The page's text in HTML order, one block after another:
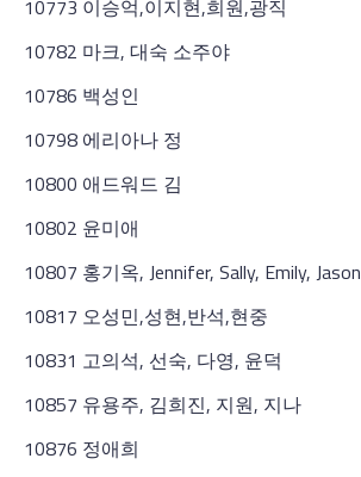
10773 이승억,이지현,희원,광직
10782 마크, 대숙 소주야
10786 백성인
10798 에리아나 정
10800 애드워드 김
10802 윤미애
10807 홍기옥, Jennifer, Sally, Emily, Jason
10817 오성민,성현,반석,현중
10831 고의석, 선숙, 다영, 윤덕
10857 유용주, 김희진, 지원, 지나
10876 정애희